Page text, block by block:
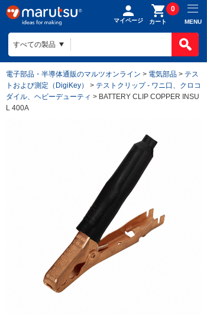
マイページ カート
0
MENU
電子部品・半導体通販のマルツオンライン > 電気部品 > テス
トおよび測定（DigiKey）
> テストクリップ - ワニ口、クロコ
ダイル、ヘビーデューティ > BATTERY CLIP COPPER INSU
L 400A